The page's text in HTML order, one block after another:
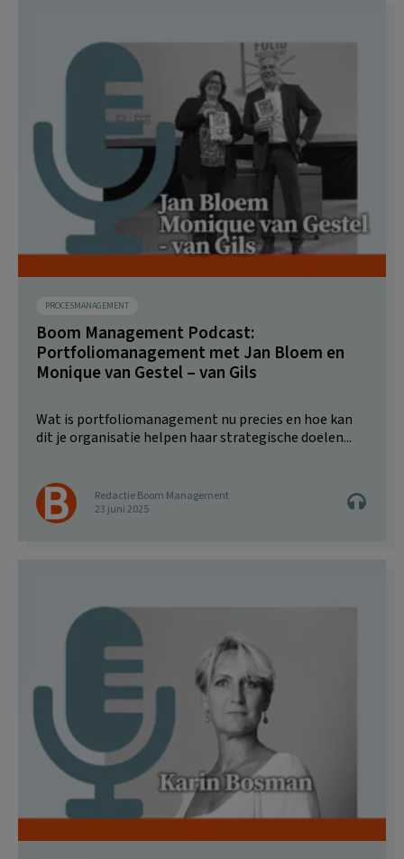
PROCESMANAGEMENT
Boom Management Podcast:
Portfoliomanagement met Jan Bloem en
Monique van Gestel – van Gils
Wat is portfoliomanagement nu precies en hoe kan
dit je organisatie helpen haar strategische doelen...
Redactie Boom Management
23 juni 2025